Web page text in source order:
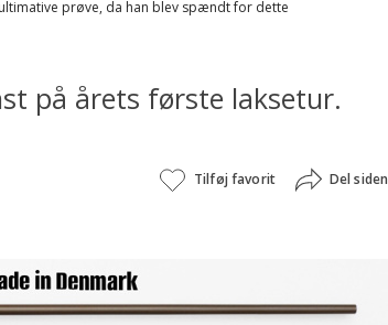
prøve, da han blev spændt for dette
på årets første laksetur.
Tilføj favorit Del siden